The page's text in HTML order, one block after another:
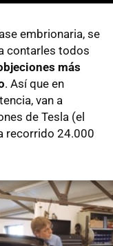
embrionaria, se
contarles todos
más
. Así que en
van a
de Tesla (el
recorrido 24.000